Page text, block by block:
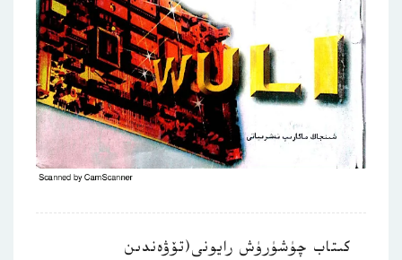
كىتاب چۈشۈرۈش رايونى(تۆۋەندىن